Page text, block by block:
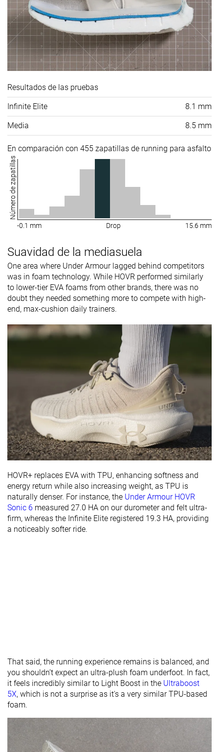
Resultados de las pruebas
Infinite Elite 8.1 mm
Media 8.5 mm
En comparación con 455 zapatillas de running para asfalto
Número de zapatillas
-0.1 mm Drop 15.6 mm
Suavidad de la mediasuela
One area where Under Armour lagged behind competitors
was in foam technology. While HOVR performed similarly
to lower-tier EVA foams from other brands, there was no
doubt they needed something more to compete with high-
end, max-cushion daily trainers.
HOVR+ replaces EVA with TPU, enhancing softness and
energy return while also increasing weight, as TPU is
naturally denser. For instance, the Under Armour HOVR
Sonic 6 measured 27.0 HA on our durometer and felt ultra-
firm, whereas the Infinite Elite registered 19.3 HA, providing
a noticeably softer ride.
That said, the running experience remains is balanced, and
you shouldn’t expect an ultra-plush foam underfoot. In fact,
it feels incredibly similar to Light Boost in the Ultraboost
5X, which is not a surprise as it's a very similar TPU-based
foam.